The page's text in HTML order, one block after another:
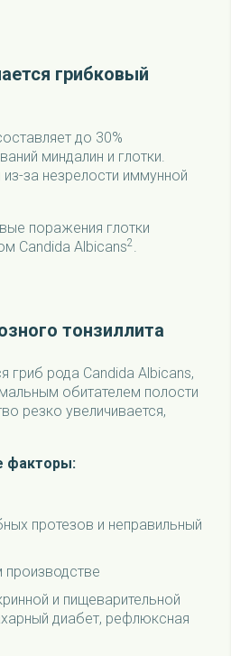
грибковый
до 30%
миндалин и глотки.
за незрелости иммунной
поражения глотки
Candida Albicans2.
тонзиллита
гриб рода Candida Albicans,
обитателем полости
резко увеличивается,
факторы:
протезов и неправильный
и пищеварительной
диабет, рефлюксная